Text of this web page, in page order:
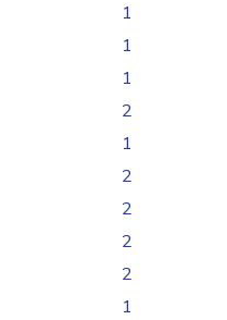
1
1
1
2
1
2
2
2
2
1